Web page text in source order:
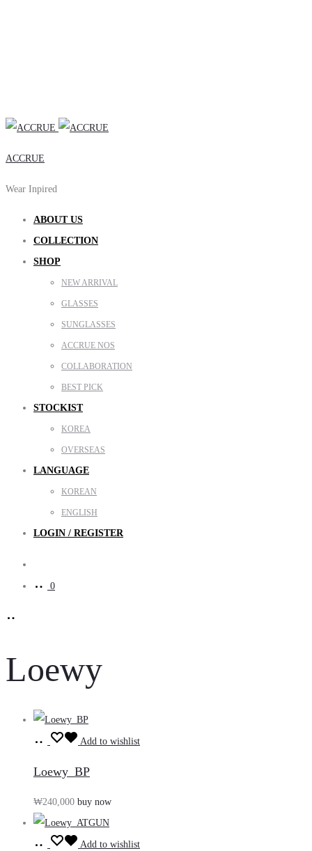
ACCRUE
Wear Inpired
ABOUT US
COLLECTION
SHOP
NEW ARRIVAL
GLASSES
SUNGLASSES
ACCRUE NOS
COLLABORATION
BEST PICK
STOCKIST
KOREA
OVERSEAS
LANGUAGE
KOREAN
ENGLISH
LOGIN / REGISTER
0
Loewy
장
니
담
기
Add to wishlist
Loewy_BP
₩240,000 buy now
장
Add to wishlist